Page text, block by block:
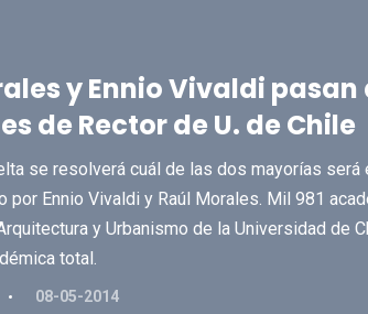
y Ennio Vivaldi
de Rector de U. de Chile
se resolverá cuál de las dos mayorías
por Ennio Vivaldi y Raúl Morales. Mil 981
y Urbanismo de la Universidad de
total.
08-05-2014